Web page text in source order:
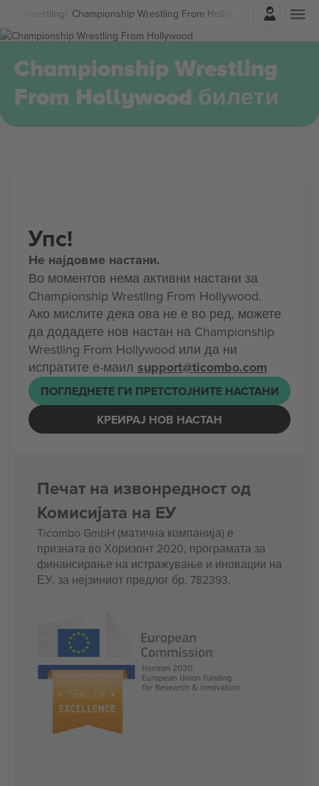
Wrestling Championship Wrestling From Hollywood Билети
Најави се
Championship Wrestling
From Hollywood билети
Упс!
Не најдовме настани.
Во моментов нема активни настани за
Championship Wrestling From Hollywood.
Ако мислите дека ова не е во ред, можете
да додадете нов настан на Championship
Wrestling From Hollywood или да ни
испратите е-маил support@ticombo.com
ПОГЛЕДНЕТЕ ГИ ПРЕТСТОЈНИТЕ НАСТАНИ
КРЕИРАЈ НОВ НАСТАН
Печат на извонредност од
Комисијата на ЕУ
Ticombo GmbH (матична компанија) е
призната во Хоризонт 2020, програмата за
финансирање на истражување и иновации на
ЕУ, за нејзиниот предлог бр. 782393.